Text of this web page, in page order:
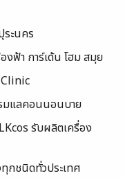
ระนคร
งฟ้า การ์เด้น โฮม สมุย
มแลคอนนอนบาย
รับผลิตเครื่อง
กชนิดทั่วประเทศ